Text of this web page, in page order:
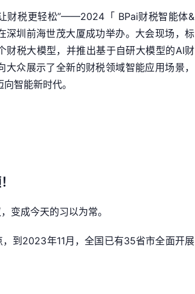
财税更轻松”——2024「 BPai财税智能体&
深圳前海世茂大厦成功举办。大会现场，标
财税大模型，并推出基于自研大模型的AI财
众展示了全新的财税领域智能应用场景，
智能新时代。
变成今天的习以为常。
到2023年11月，全国已有35省市全面开展